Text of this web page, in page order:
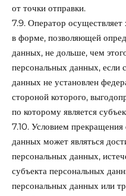
от точки отправки.
7.9. Оператор
в форме, позволяющей
данных, не дольше, чем
персональных данных, если
данных не установлен
стороной которого,
по которому является
7.10. Условием
данных может являться
персональных данных,
субъекта персональных
персональных данных или